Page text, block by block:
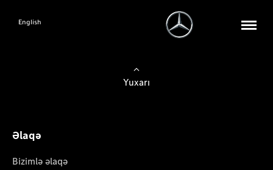
English
Yuxarı
Əlaqə
Bizimlə əlaqə